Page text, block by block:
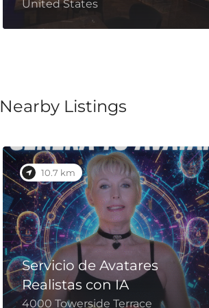
United States
Nearby Listings
10.7 km
Servicio de Avatares
Realistas con IA
4000 Towerside Terrace